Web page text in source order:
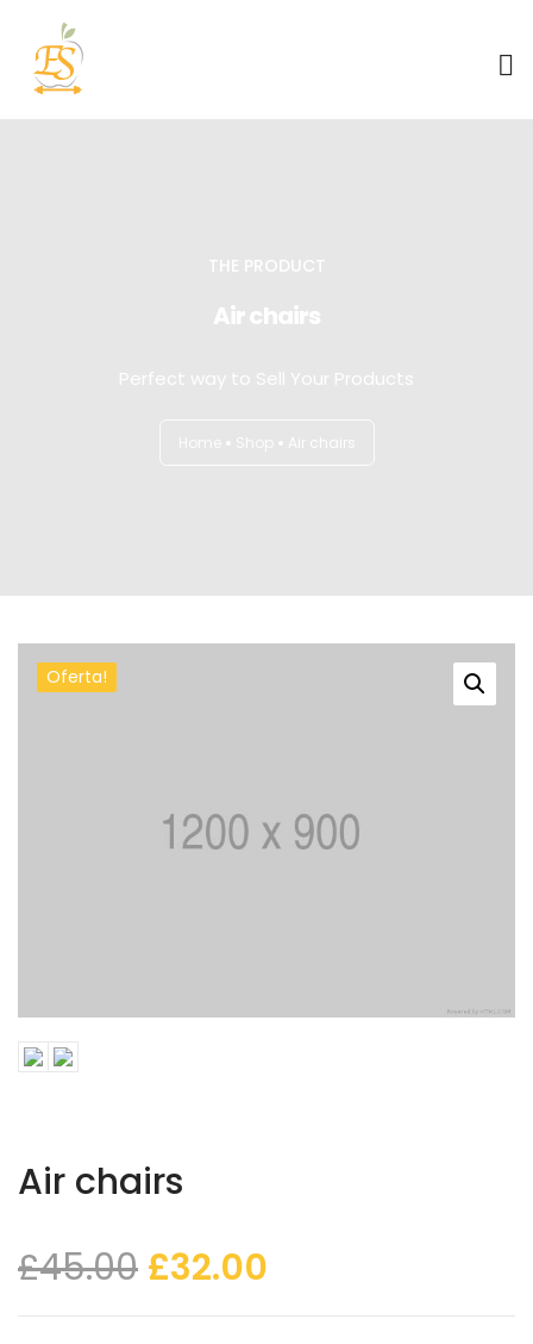
THE PRODUCT
Air chairs
Perfect way to Sell Your Products
Air chairs
Oferta!
Air chairs
£45.00 £32.00